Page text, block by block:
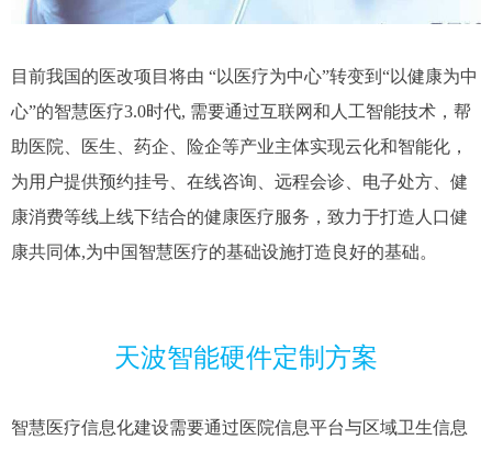
目前我国的医改项目将由 “以医疗为中心”转变到“以健康为中
心”的智慧医疗3.0时代, 需要通过互联网和人工智能技术，帮
助医院、医生、药企、险企等产业主体实现云化和智能化，
为用户提供预约挂号、在线咨询、远程会诊、电子处方、健
康消费等线上线下结合的健康医疗服务，致力于打造人口健
康共同体,为中国智慧医疗的基础设施打造良好的基础。
天波智能硬件定制方案
智慧医疗信息化建设需要通过医院信息平台与区域卫生信息